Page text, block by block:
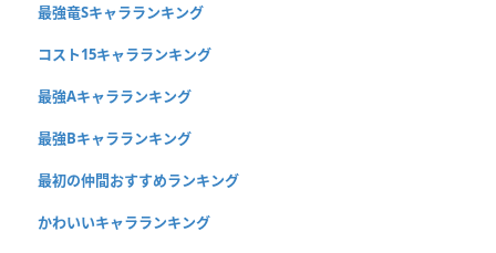
最強竜Sキャラランキング
コスト15キャラランキング
最強Aキャラランキング
最強Bキャラランキング
最初の仲間おすすめランキング
かわいいキャラランキング